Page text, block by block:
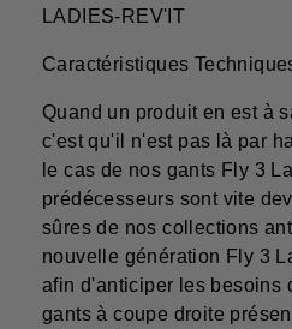
LADIES-REV'IT
Caractéristiques
Quand un produit en est à
c'est qu'il n'est pas là par
le cas de nos gants Fly 3
prédécesseurs sont vite
sûres de nos collections
nouvelle génération Fly 3
afin d'anticiper les besoins
gants à coupe droite